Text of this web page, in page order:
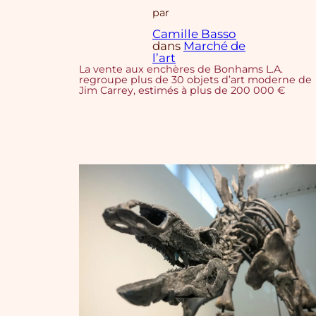
par
Camille Basso
dans Marché de
l’art
La vente aux enchères de Bonhams L.A.
regroupe plus de 30 objets d’art moderne de
Jim Carrey, estimés à plus de 200 000 €